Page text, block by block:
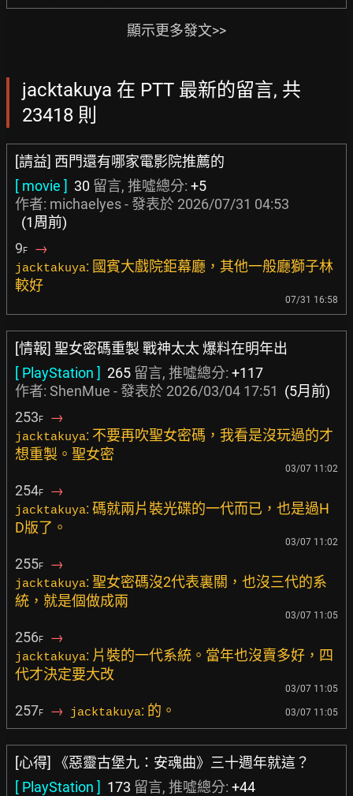
顯示更多發文>>
jacktakuya 在 PTT 最新的留言, 共
23418 則
[請益] 西門還有哪家電影院推薦的
[ movie ] 30 留言, 推噓總分: +5
作者: michaelyes- 發表於 2026/07/31 04:53
(1周前)
9F →
jacktakuya: 國賓大戲院鉅幕廳，其他一般廳獅子林
較好
07/31 16:58
[情報] 聖女密碼重製 戰神太太 爆料在明年出
[ PlayStation ] 265 留言, 推噓總分: +117
作者: ShenMue - 發表於 2026/03/04 17:51 (5月前)
253F →
jacktakuya: 不要再吹聖女密碼，我看是沒玩過的才
想重製。聖女密
03/07 11:02
254F →
jacktakuya: 碼就兩片裝光碟的一代而已，也是過H
D版了。
03/07 11:02
255F →
jacktakuya: 聖女密碼沒2代表裏關，也沒三代的系
統，就是個做成兩
03/07 11:05
256F →
jacktakuya: 片裝的一代系統。當年也沒賣多好，四
代才決定要大改
03/07 11:05
257F → jacktakuya: 的。 03/07 11:05
[心得] 《惡靈古堡九：安魂曲》三十週年就這？
[ PlayStation ] 173 留言, 推噓總分: +44